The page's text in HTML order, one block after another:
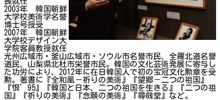
2003年 韓国朝鮮
大学校美術学名誉
博士号授受
2007年 韓国朝鮮
大学校デザイン大
学院客員教授就任
光州広域市・釜山広域市・ソウル市名誉市民、全羅北道名誉
道民、山梨県北杜市栄誉市民。韓国の文化芸術発展に寄与し
た功労により、2012年に在日韓国人で初の宝冠文化勲章を受
勲。著書に『全和凰－祈りの美術』『望郷－二つの祖国』
『恨’95』『韓国と日本、二つの祖国を生きる』『二つの祖
国』『祈りの美術』『念願の美術』『尋劔堂』など。